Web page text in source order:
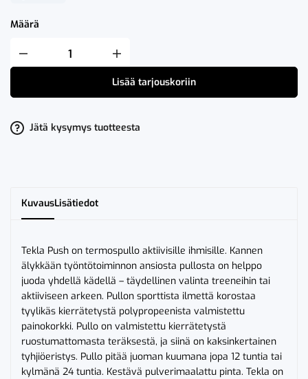
Määrä
Sagaform
Tekla
Vihreä
Lisää tarjouskoriin
Jätä kysymys tuotteesta
KuvausLisätiedot
Tekla Push on termospullo aktiivisille ihmisille. Kannen
älykkään työntötoiminnon ansiosta pullosta on helppo
juoda yhdellä kädellä – täydellinen valinta treeneihin tai
aktiiviseen arkeen. Pullon sporttista ilmettä korostaa
tyylikäs kierrätetystä polypropeenista valmistettu
painokorkki. Pullo on valmistettu kierrätetystä
ruostumattomasta teräksestä, ja siinä on kaksinkertainen
tyhjiöeristys. Pullo pitää juoman kuumana jopa 12 tuntia tai
kylmänä 24 tuntia. Kestävä pulverimaalattu pinta. Tekla on